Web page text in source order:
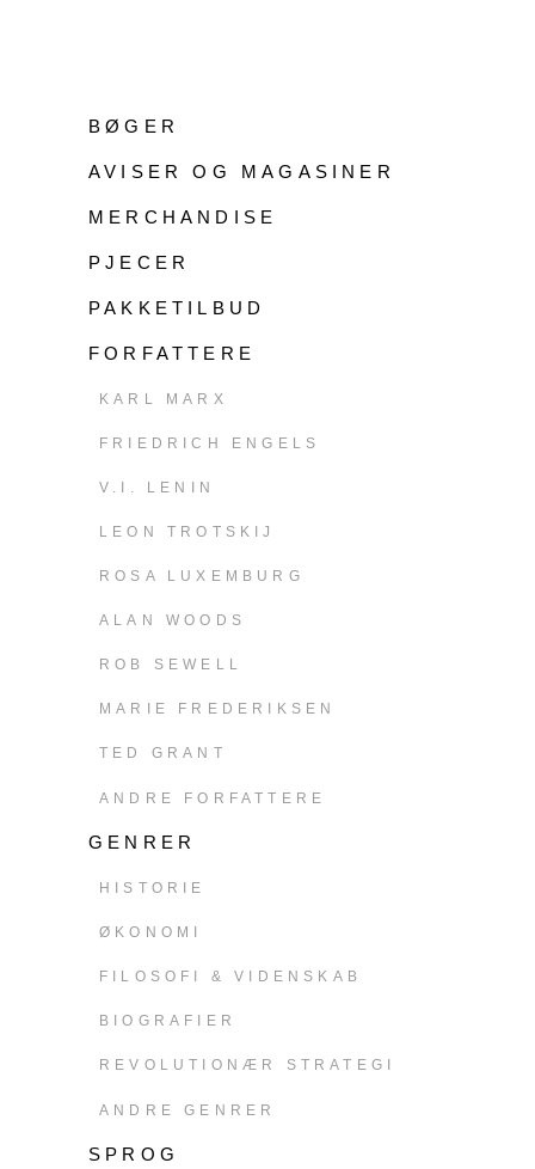
BØGER
AVISER OG MAGASINER
MERCHANDISE
PJECER
PAKKETILBUD
FORFATTERE
KARL MARX
FRIEDRICH ENGELS
V.I. LENIN
LEON TROTSKIJ
ROSA LUXEMBURG
ALAN WOODS
ROB SEWELL
MARIE FREDERIKSEN
TED GRANT
ANDRE FORFATTERE
GENRER
HISTORIE
ØKONOMI
FILOSOFI & VIDENSKAB
BIOGRAFIER
REVOLUTIONÆR STRATEGI
ANDRE GENRER
SPROG